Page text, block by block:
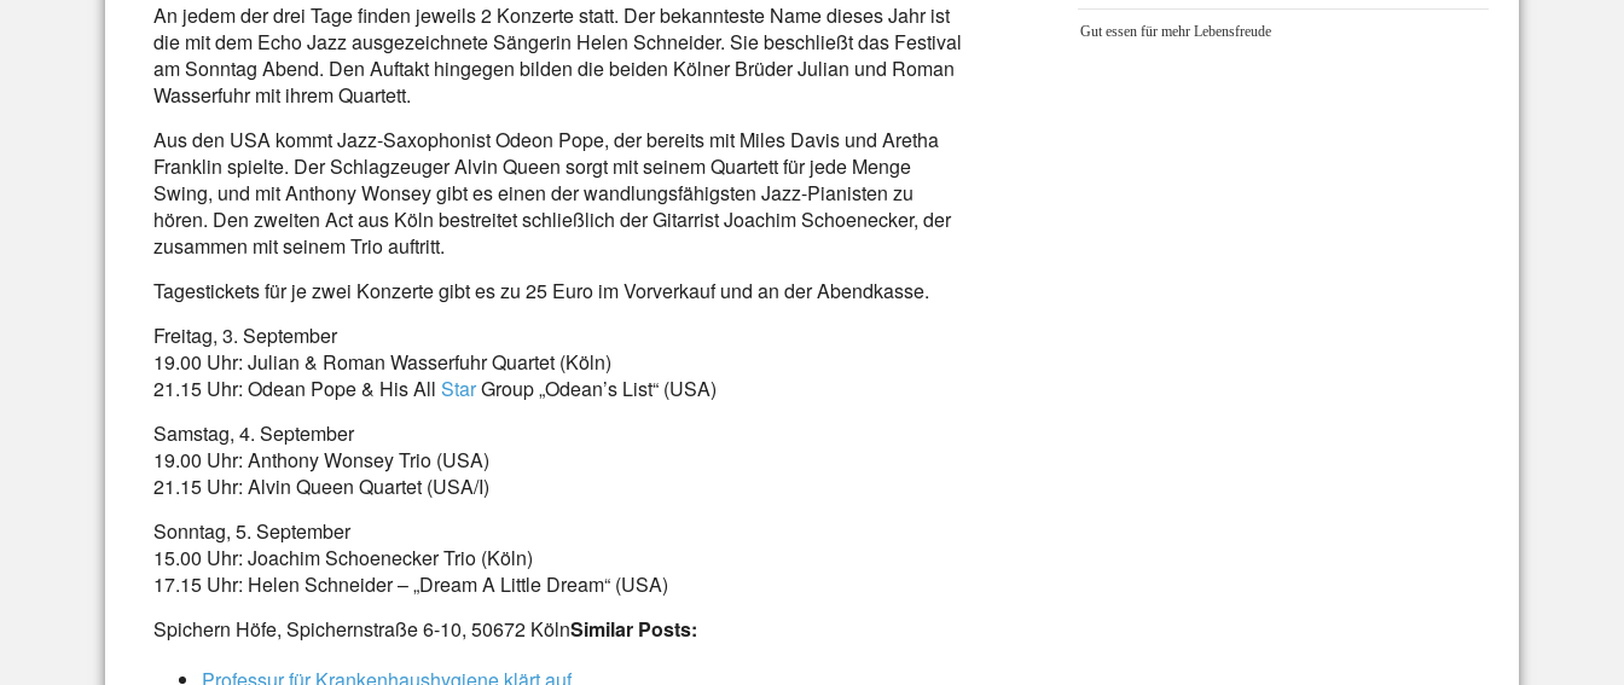
An jedem der drei Tage finden jeweils 2 Konzerte statt. Der bekannteste Name dieses Jahr ist
die mit dem Echo Jazz ausgezeichnete Sängerin Helen Schneider. Sie beschließt das Festival
am Sonntag Abend. Den Auftakt hingegen bilden die beiden Kölner Brüder Julian und Roman
Wasserfuhr mit ihrem Quartett.
Aus den USA kommt Jazz-Saxophonist Odeon Pope, der bereits mit Miles Davis und Aretha
Franklin spielte. Der Schlagzeuger Alvin Queen sorgt mit seinem Quartett für jede Menge
Swing, und mit Anthony Wonsey gibt es einen der wandlungsfähigsten Jazz-Pianisten zu
hören. Den zweiten Act aus Köln bestreitet schließlich der Gitarrist Joachim Schoenecker, der
zusammen mit seinem Trio auftritt.
Tagestickets für je zwei Konzerte gibt es zu 25 Euro im Vorverkauf und an der Abendkasse.
Freitag, 3. September
19.00 Uhr: Julian & Roman Wasserfuhr Quartet (Köln)
21.15 Uhr: Odean Pope & His All StarGroup „Odean’s List“ (USA)
Samstag, 4. September
19.00 Uhr: Anthony Wonsey Trio (USA)
21.15 Uhr: Alvin Queen Quartet (USA/I)
Sonntag, 5. September
15.00 Uhr: Joachim Schoenecker Trio (Köln)
17.15 Uhr: Helen Schneider – „Dream A Little Dream“ (USA)
Spichern Höfe, Spichernstraße 6-10, 50672 KölnSimilar Posts:
Gut essen für mehr Lebensfreude